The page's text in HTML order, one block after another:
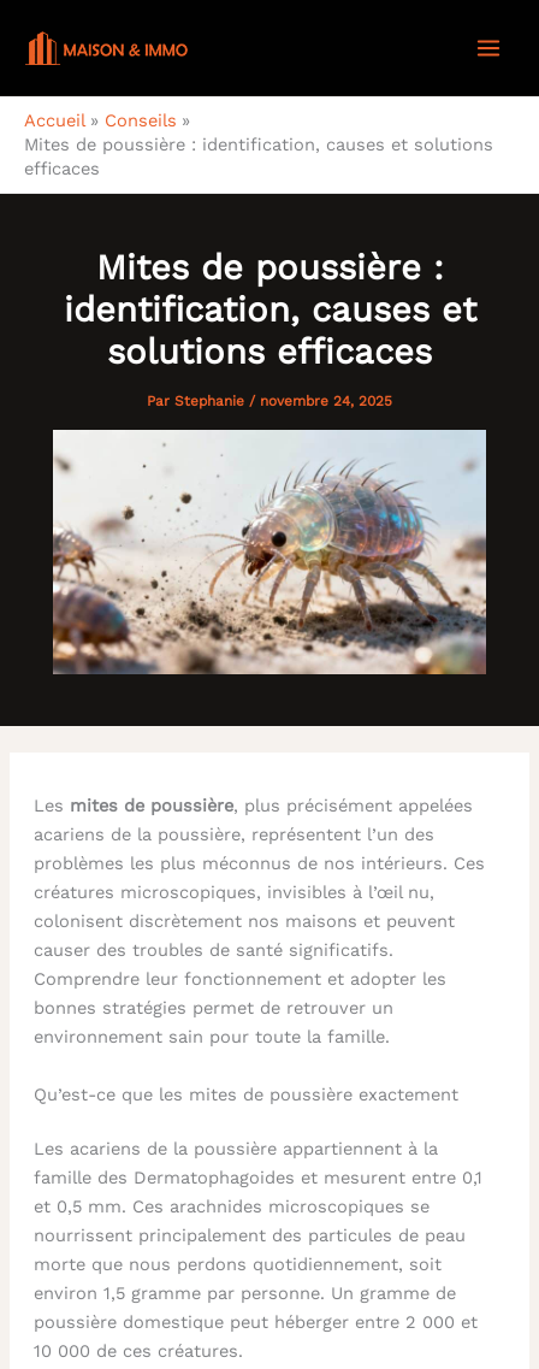
contenu
Accueil
Conseils
Mites de poussière : identification, causes et solutions
efficaces
Mites de poussière :
identification, causes et
solutions efficaces
Par Stephanie / novembre 24, 2025
Les mites de poussière, plus précisément appelées
acariens de la poussière, représentent l’un des
problèmes les plus méconnus de nos intérieurs. Ces
créatures microscopiques, invisibles à l’œil nu,
colonisent discrètement nos maisons et peuvent
causer des troubles de santé significatifs.
Comprendre leur fonctionnement et adopter les
bonnes stratégies permet de retrouver un
environnement sain pour toute la famille.
Qu’est-ce que les mites de poussière exactement
Les acariens de la poussière appartiennent à la
famille des Dermatophagoides et mesurent entre 0,1
et 0,5 mm. Ces arachnides microscopiques se
nourrissent principalement des particules de peau
morte que nous perdons quotidiennement, soit
environ 1,5 gramme par personne. Un gramme de
poussière domestique peut héberger entre 2 000 et
10 000 de ces créatures.